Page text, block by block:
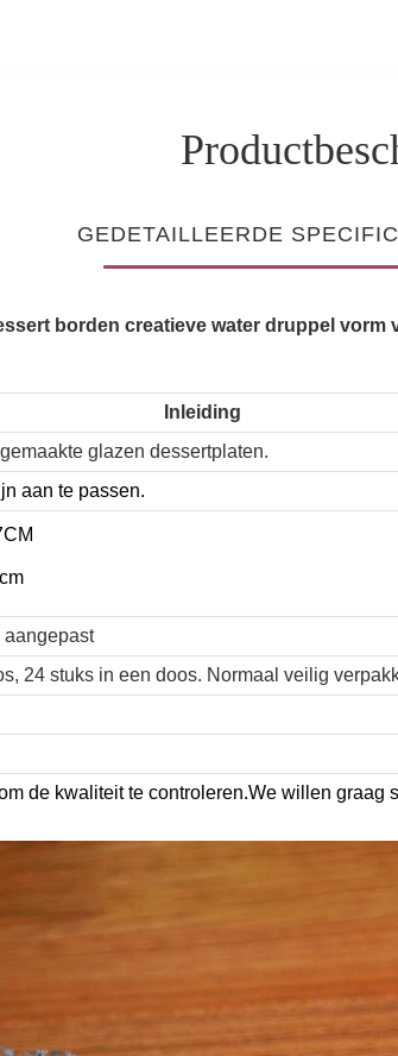
GEDETAILLEERDE
borden creatieve water druppel vorm
Inleiding
glazen dessertplaten.
aan te passen.
aangepast
24 stuks in een doos. Normaal veilig
de kwaliteit te controleren.We willen graag